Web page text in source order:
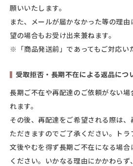
願いいたします。
また、メールが届かなかった等の理
望の場合もお受け出来兼ねます。
※「商品発送前」であってもご対応い
受取拒否・長期不在による返品につ
長期ご不在や再配達のご依頼がない
れます。
その後、再配達をご希望される際は
ただきますのでご了承ください。ト
文後やむを得ず長期ご不在になる場
ください。いかなる理由にかかわら